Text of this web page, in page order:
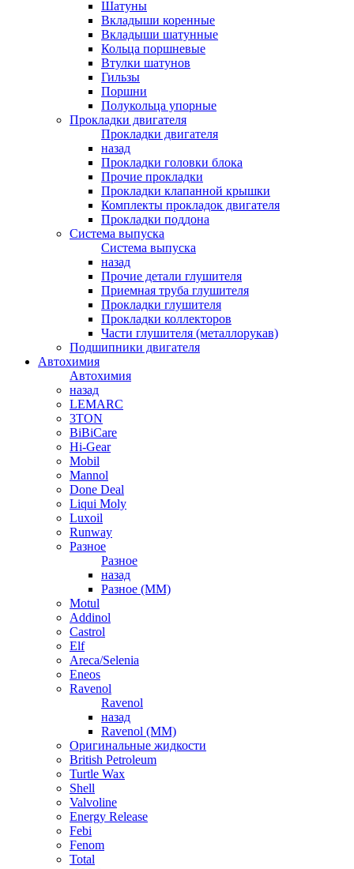
Шатуны
Вкладыши коренные
Вкладыши шатунные
Кольца поршневые
Втулки шатунов
Гильзы
Поршни
Полукольца упорные
Прокладки двигателя
Прокладки двигателя
назад
Прокладки головки блока
Прочие прокладки
Прокладки клапанной крышки
Комплекты прокладок двигателя
Прокладки поддона
Система выпуска
Система выпуска
назад
Прочие детали глушителя
Приемная труба глушителя
Прокладки глушителя
Прокладки коллекторов
Части глушителя (металлорукав)
Подшипники двигателя
Автохимия
Автохимия
назад
LEMARC
3TON
BiBiCare
Hi-Gear
Mobil
Mannol
Done Deal
Liqui Moly
Luxoil
Runway
Разное
Разное
назад
Разное (ММ)
Motul
Addinol
Castrol
Elf
Areca/Selenia
Eneos
Ravenol
Ravenol
назад
Ravenol (ММ)
Оригинальные жидкости
British Petroleum
Turtle Wax
Shell
Valvoline
Energy Release
Febi
Fenom
Total